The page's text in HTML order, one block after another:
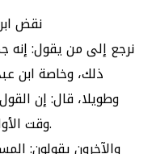
نقض
نرجع إلى من يقول: إنه
ذلك، وخاصة ابن
وطويلا، قال: إن
وقت الأولى وأول وقت الثانية فيه مشقة كبيرة.